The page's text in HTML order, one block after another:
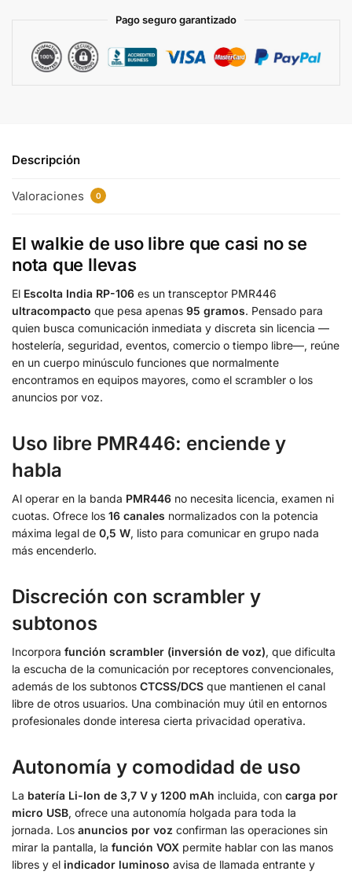
Pago seguro garantizado
Descripción
Valoraciones 0
El walkie de uso libre que casi no se
nota que llevas
El Escolta India RP-106 es un transceptor PMR446
ultracompacto que pesa apenas 95 gramos. Pensado para
quien busca comunicación inmediata y discreta sin licencia —
hostelería, seguridad, eventos, comercio o tiempo libre—, reúne
en un cuerpo minúsculo funciones que normalmente
encontramos en equipos mayores, como el scrambler o los
anuncios por voz.
Uso libre PMR446: enciende y
habla
Al operar en la banda PMR446 no necesita licencia, examen ni
cuotas. Ofrece los 16 canales normalizados con la potencia
máxima legal de 0,5 W, listo para comunicar en grupo nada
más encenderlo.
Discreción con scrambler y
subtonos
Incorpora función scrambler (inversión de voz), que dificulta
la escucha de la comunicación por receptores convencionales,
además de los subtonos CTCSS/DCS que mantienen el canal
libre de otros usuarios. Una combinación muy útil en entornos
profesionales donde interesa cierta privacidad operativa.
Autonomía y comodidad de uso
La batería Li-Ion de 3,7 V y 1200 mAh incluida, con carga por
micro USB, ofrece una autonomía holgada para toda la
jornada. Los anuncios por voz confirman las operaciones sin
mirar la pantalla, la función VOX permite hablar con las manos
libres y el indicador luminoso avisa de llamada entrante y